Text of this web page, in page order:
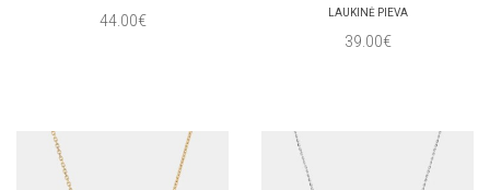
44.00€
LAUKINĖ PIEVA
39.00€